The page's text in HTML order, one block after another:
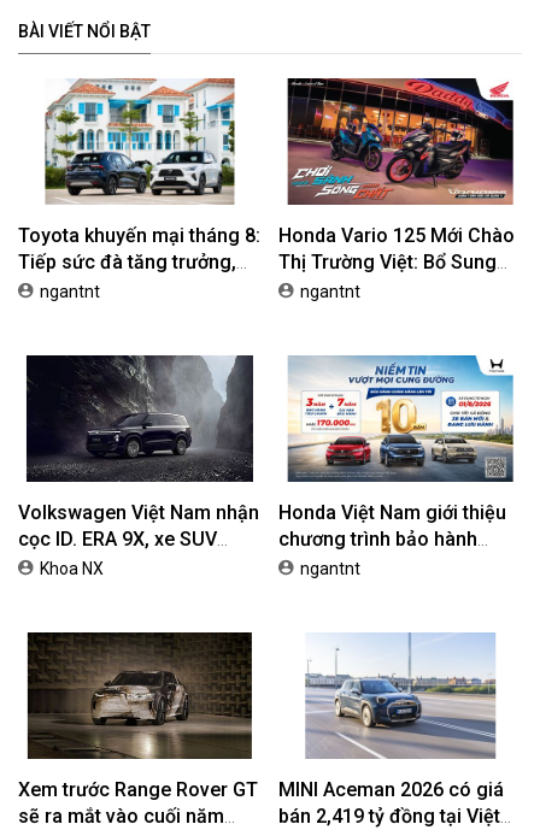
BÀI VIẾT NỔI BẬT
Toyota khuyến mại tháng 8:
Tiếp sức đà tăng trưởng,
tối ưu chi phí mua xe
ngantnt
Honda Vario 125 Mới Chào
Thị Trường Việt: Bổ Sung
Phiên Bản Street, Giá Từ
ngantnt
Volkswagen Việt Nam nhận
cọc ID. ERA 9X, xe SUV
EREV dự kiến giá dưới 3 tỷ
Khoa NX
Honda Việt Nam giới thiệu
chương trình bảo hành
chính hãng lên tới 10 năm
ngantnt
Xem trước Range Rover GT
sẽ ra mắt vào cuối năm
MINI Aceman 2026 có giá
bán 2,419 tỷ đồng tại Việt